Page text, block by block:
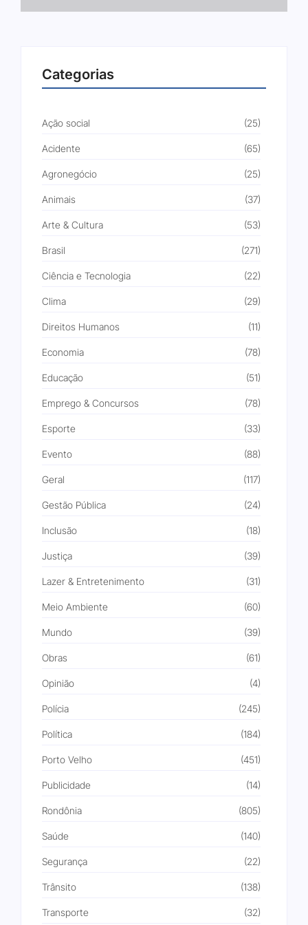
Categorias
Ação social (25)
Acidente (65)
Agronegócio (25)
Animais (37)
Arte & Cultura (53)
Brasil (271)
Ciência e Tecnologia (22)
Clima (29)
Direitos Humanos (11)
Economia (78)
Educação (51)
Emprego & Concursos (78)
Esporte (33)
Evento (88)
Geral (117)
Gestão Pública (24)
Inclusão (18)
Justiça (39)
Lazer & Entretenimento (31)
Meio Ambiente (60)
Mundo (39)
Obras (61)
Opinião (4)
Polícia (245)
Política (184)
Porto Velho (451)
Publicidade (14)
Rondônia (805)
Saúde (140)
Segurança (22)
Trânsito (138)
Transporte (32)